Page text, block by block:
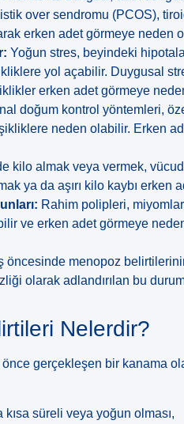
over sendromu (PCOS),
erken adet görmeye neden
Yoğun stres, beyindeki
yol açabilir. Duygusal
erken adet görmeye
doğum kontrol yöntemleri,
neden olabilir. Erken
kilo almak veya vermek,
ya da aşırı kilo kaybı erken
Rahim polipleri,
ve erken adet görmeye
öncesinde menopoz
olarak adlandırılan bu
Nelerdir?
gerçekleşen bir kanama
süreli veya yoğun olması,